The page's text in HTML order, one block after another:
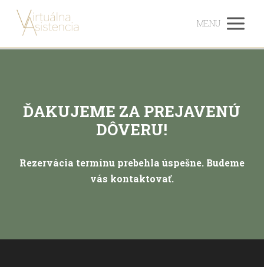
MENU
ĎAKUJEME ZA PREJAVENÚ
DÔVERU!
Rezervácia termínu prebehla úspešne. Budeme
vás kontaktovať.